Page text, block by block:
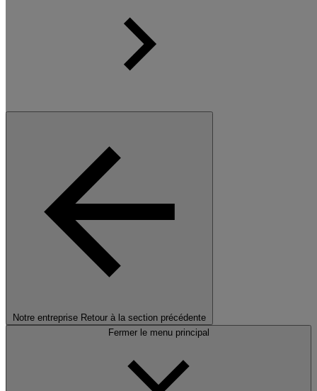
Notre entreprise Retour à la section précédente
Fermer le menu principal